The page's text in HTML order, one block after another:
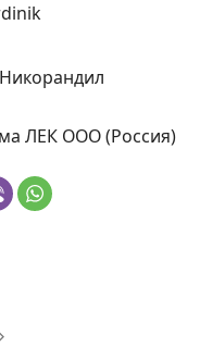
Никорандил
ЛЕК ООО (Россия)